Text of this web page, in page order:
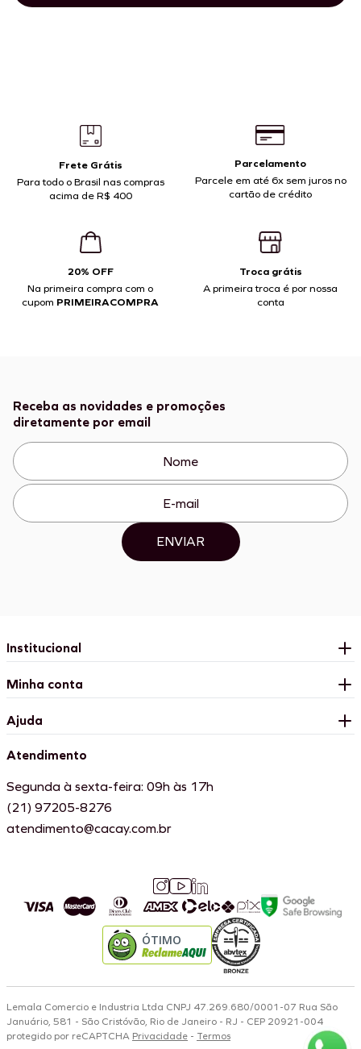
Frete Grátis
Para todo o Brasil nas compras
acima de R$ 400
Parcelamento
Parcele em até 6x sem juros no
cartão de crédito
20% OFF
Na primeira compra com o
cupom PRIMEIRACOMPRA
Troca grátis
A primeira troca é por nossa
conta
Receba as novidades e promoções
diretamente por email
ENVIAR
Institucional
Minha conta
Ajuda
Atendimento
Segunda à sexta-feira: 09h às 17h
(21) 97205-8276
atendimento@cacay.com.br
ÓTIMO
Lemala Comercio e Industria Ltda CNPJ 47.269.680/0001-07 Rua São
Januário, 581 - São Cristóvão, Rio de Janeiro - RJ - CEP 20921-004
protegido por reCAPTCHA Privacidade - Termos